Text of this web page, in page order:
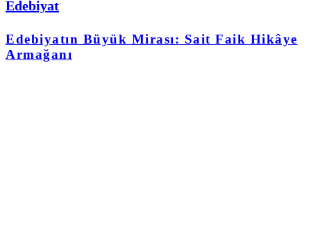
Edebiyat
Edebiyatın Büyük Mirası: Sait Faik Hikâye
Armağanı